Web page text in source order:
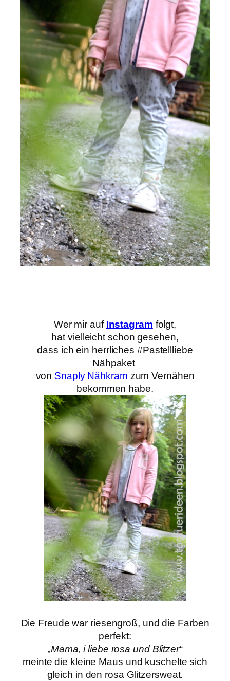
Wer mir auf Instagram folgt,
hat vielleicht schon gesehen,
dass ich ein herrliches #Pastellliebe
Nähpaket
von Snaply Nähkram zum Vernähen
bekommen habe.
Die Freude war riesengroß, und die Farben
perfekt:
„Mama, i liebe rosa und Blitzer“
meinte die kleine Maus und kuschelte sich
gleich in den rosa Glitzersweat.